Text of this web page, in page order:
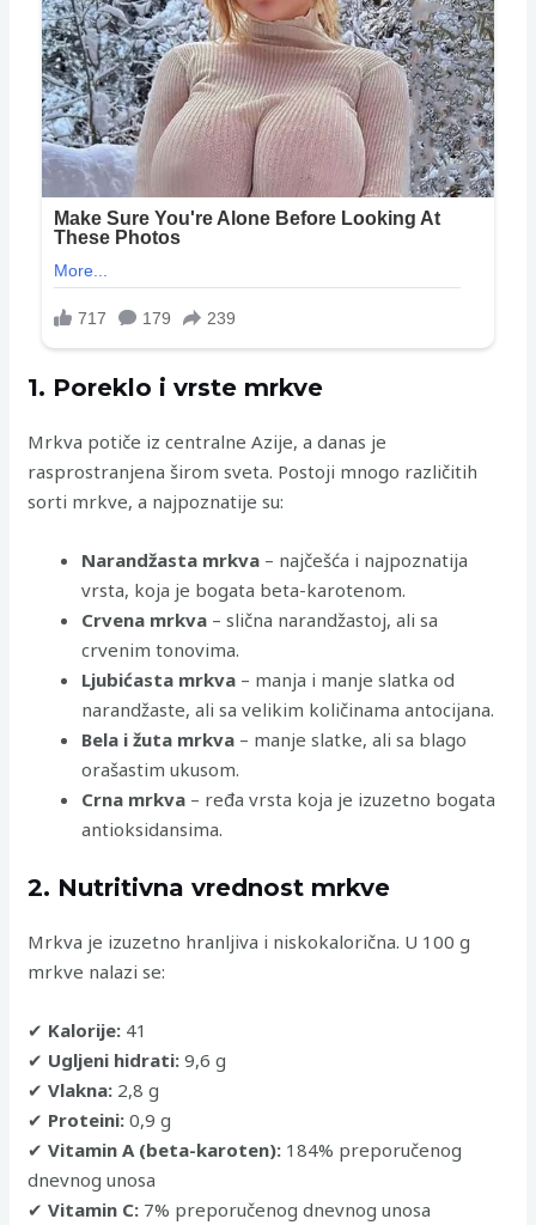
1. Poreklo i vrste mrkve
Mrkva potiče iz centralne Azije, a danas je
rasprostranjena širom sveta. Postoji mnogo različitih
sorti mrkve, a najpoznatije su:
Narandžasta mrkva – najčešća i najpoznatija
vrsta, koja je bogata beta-karotenom.
Crvena mrkva – slična narandžastoj, ali sa
crvenim tonovima.
Ljubićasta mrkva – manja i manje slatka od
narandžaste, ali sa velikim količinama antocijana.
Bela i žuta mrkva – manje slatke, ali sa blago
orašastim ukusom.
Crna mrkva – ređa vrsta koja je izuzetno bogata
antioksidansima.
2. Nutritivna vrednost mrkve
Mrkva je izuzetno hranljiva i niskokalorična. U 100 g
mrkve nalazi se:
✔ Kalorije: 41
✔ Ugljeni hidrati: 9,6 g
✔Vlakna: 2,8 g
✔ Proteini: 0,9 g
✔Vitamin A (beta-karoten): 184% preporučenog
dnevnog unosa
✔Vitamin C: 7% preporučenog dnevnog unosa